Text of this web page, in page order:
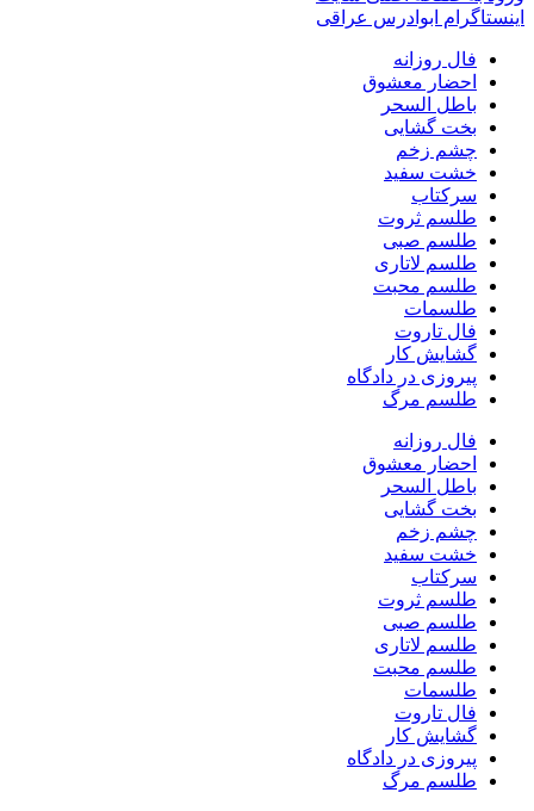
اینستاگرام ابوادرس عراقی
فال روزانه
احضار معشوق
باطل السحر
بخت گشایی
چشم زخم
خشت سفید
سرکتاب
طلسم ثروت
طلسم صبی
طلسم لاتاری
طلسم محبت
طلسمات
فال تاروت
گشایش کار
پیروزی در دادگاه
طلسم مرگ
فال روزانه
احضار معشوق
باطل السحر
بخت گشایی
چشم زخم
خشت سفید
سرکتاب
طلسم ثروت
طلسم صبی
طلسم لاتاری
طلسم محبت
طلسمات
فال تاروت
گشایش کار
پیروزی در دادگاه
طلسم مرگ